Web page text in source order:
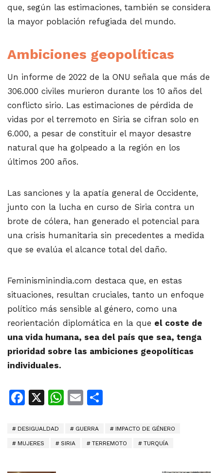
que, según las estimaciones, también se considera
la mayor población refugiada del mundo.
Ambiciones geopolíticas
Un informe de 2022 de la ONU señala que más de
306.000 civiles murieron durante los 10 años del
conflicto sirio. Las estimaciones de pérdida de
vidas por el terremoto en Siria se cifran solo en
6.000, a pesar de constituir el mayor desastre
natural que ha golpeado a la región en los
últimos 200 años.
Las sanciones y la apatía general de Occidente,
junto con la lucha en curso de Siria contra un
brote de cólera, han generado el potencial para
una crisis humanitaria sin precedentes a medida
que se evalúa el alcance total del daño.
Feminisminindia.com destaca que, en estas
situaciones, resultan cruciales, tanto un enfoque
político más sensible al género, como una
reorientación diplomática en la que el coste de
una vida humana, sea del país que sea, tenga
prioridad sobre las ambiciones geopolíticas
individuales.
Facebook
X WhatsApp
Email
DESIGUALDAD GUERRA IMPACTO DE GÉNERO
MUJERES SIRIA TERREMOTO TURQUÍA